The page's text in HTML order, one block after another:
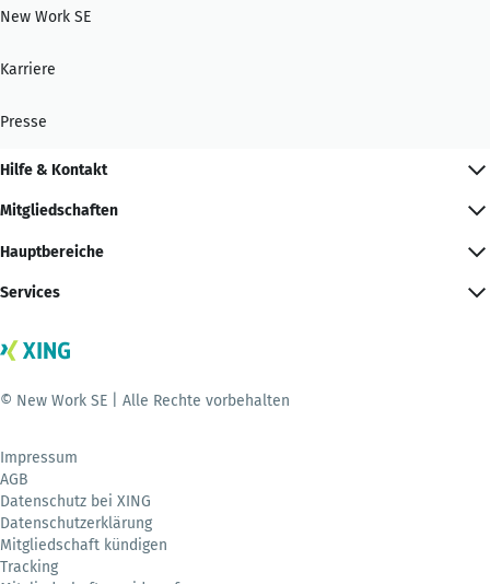
New Work SE
Karriere
Presse
Hilfe & Kontakt
Mitgliedschaften
Hauptbereiche
Services
© New Work SE | Alle Rechte vorbehalten
Impressum
AGB
Datenschutz bei XING
Datenschutzerklärung
Mitgliedschaft kündigen
Tracking